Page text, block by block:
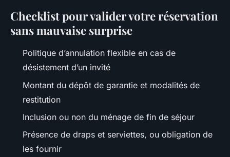
Checklist pour valider votre réservation
sans mauvaise surprise
Politique d’annulation flexible en cas de
désistement d’un invité
Montant du dépôt de garantie et modalités de
restitution
Inclusion ou non du ménage de fin de séjour
Présence de draps et serviettes, ou obligation de
les fournir